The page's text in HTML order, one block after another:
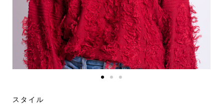
スタイル